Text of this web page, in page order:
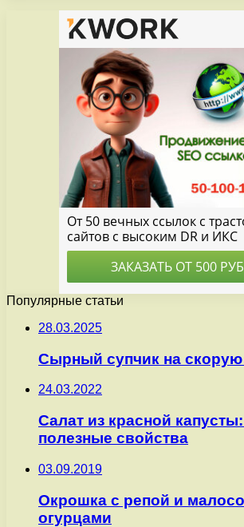
Популярные статьи
28.03.2025
Сырный супчик на скорую
24.03.2022
Салат из красной
полезные свойства
03.09.2019
Окрошка с репой и
огурцами